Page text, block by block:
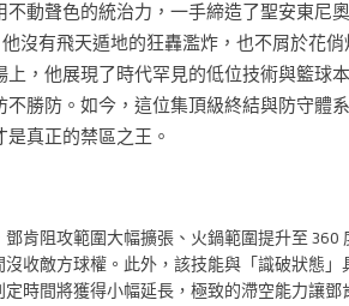
動聲色的統治力，一手締造了聖安東尼
沒有飛天遁地的狂轟濫炸，也不屑於花
，他展現了時代罕見的低位技術與籃球
勝防。如今，這位集頂級終結與防守體
真正的禁區之王。
鄧肯阻攻範圍大幅擴張、火鍋範圍提升至 360
收敵方球權。此外，該技能與「識破狀態」
時間將獲得小幅延長，極致的滯空能力讓鄧